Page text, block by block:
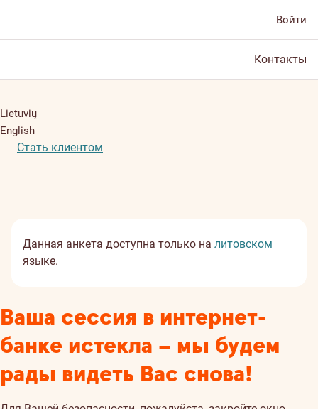
Войти
Контакты
Lietuvių
English
Стать клиентом
Данная анкета доступна только на литовском
языке.
Ваша сессия в интернет-
банке истекла – мы будем
рады видеть Вас снова!